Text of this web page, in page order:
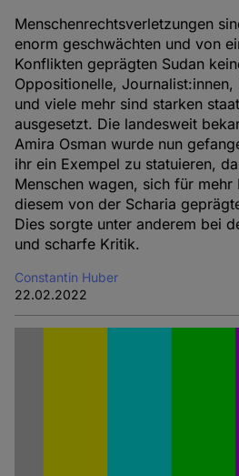
Menschenrechtsverletzungen
enorm geschwächten und von
Konflikten geprägten Sudan
Oppositionelle,
und viele mehr sind starken
ausgesetzt. Die landesweit
Amira Osman wurde nun
ihr ein Exempel zu statuieren,
Menschen wagen, sich für mehr
diesem von der Scharia
Dies sorgte unter anderem bei
und scharfe Kritik.
Constantin Huber
22.02.2022